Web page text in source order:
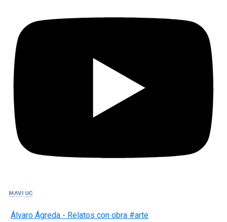
Álvaro Ágreda - Relatos con obra #arte